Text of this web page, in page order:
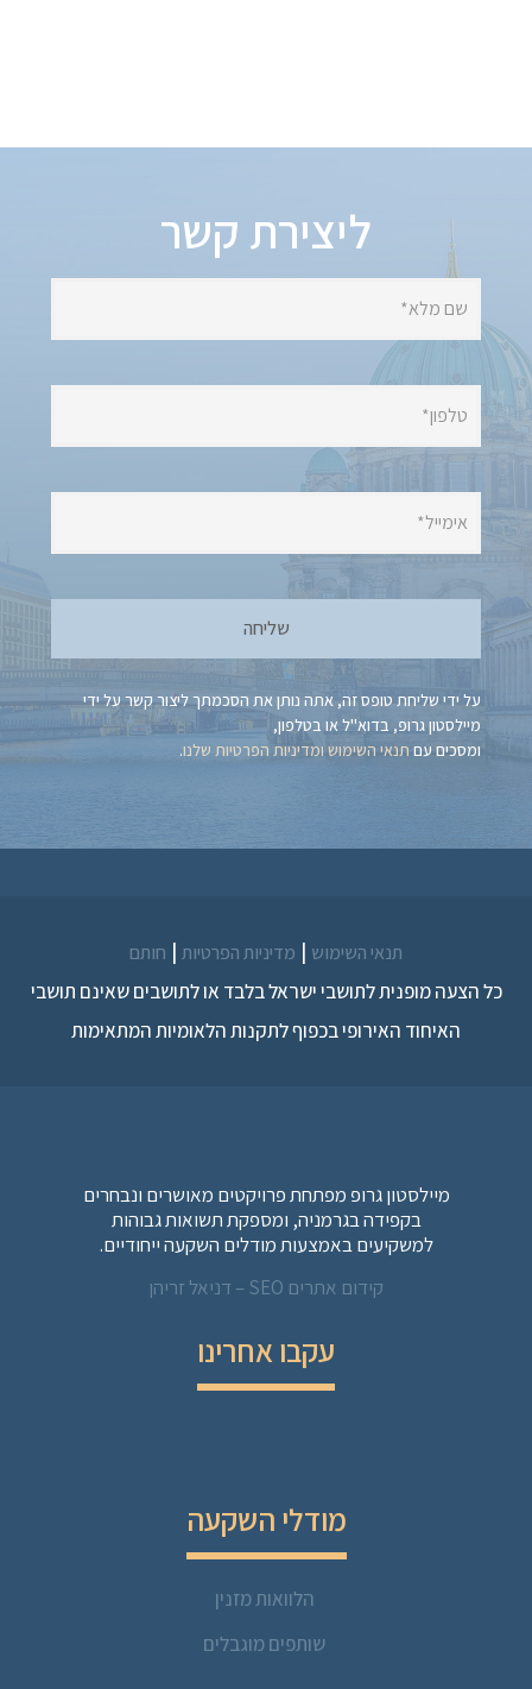
ליצירת קשר
על ידי שליחת טופס זה, אתה נותן את הסכמתך ליצור קשר על ידי
מיילסטון גרופ, בדוא"ל או בטלפון,
ומסכים עם תנאי השימוש ומדיניות הפרטיות שלנו.
תנאי השימוש | מדיניות הפרטיות | חותם
כל הצעה מופנית לתושבי ישראל בלבד או לתושבים שאינם תושבי
האיחוד האירופי בכפוף לתקנות הלאומיות המתאימות
מיילסטון גרופ מפתחת פרויקטים מאושרים ונבחרים
בקפידה בגרמניה, ומספקת תשואות גבוהות
למשקיעים באמצעות מודלים השקעה ייחודיים.
קידום אתרים SEO – דניאל זריהן
עקבו אחרינו
מודלי השקעה
הלוואות מזנין
שותפים מוגבלים